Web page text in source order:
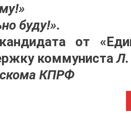
буду!».
от «
коммуниста Л.
КПРФ